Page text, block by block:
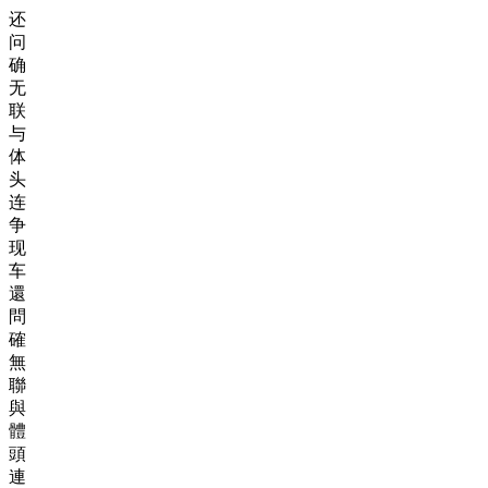
还
问
确
无
联
与
体
头
连
争
现
车
還
問
確
無
聯
與
體
頭
連